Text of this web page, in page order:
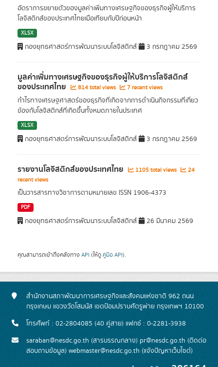
อัตราการขยายตัวของมูลค่าเพิ่มทางเศรษฐกิจของธุรกิจผู้ให้บริการ
โลจิสติกส์ของประเทศไทยเมื่อเทียบกับปีก่อนหน้า
XLSX
กองยุทธศาสตร์การพัฒนาระบบโลจิสติกส์ 3 กรกฎาคม 2569
มูลค่าเพิ่มทางเศรษฐกิจของธุรกิจผู้ให้บริการโลจิสติกส์
ของประเทศไทย 814 total views 7 recent views
กำไรทางเศรษฐศาสตร์ของธุรกิจที่เกิดจากการดำเนินกิจกรรมที่เกี่ยว
ข้องกับโลจิสติกส์ที่เกิดขึ้นทั้งหมดภายในประเทศ
XLSX
กองยุทธศาสตร์การพัฒนาระบบโลจิสติกส์ 3 กรกฎาคม 2569
รายงานโลจิสติกส์ของประเทศไทย 1105 total views
24
recent views
เป็นวารสารทางวิชาการตามหมายเลข ISSN 1906-4373
PDF
กองยุทธศาสตร์การพัฒนาระบบโลจิสติกส์ 26 มีนาคม 2569
คุณสามารถเข้าถึงคลังทาง API (ให้ดู คู่มือ API).
สำนักงานสภาพัฒนาการเศรษฐกิจและสังคมแห่งชาติ 962 ถนน
กรุงเกษม แขวงวัดโสมนัส เขตป้อมปราบศัตรูพ่าย กรุงเทพฯ 10100
โทรศัพท์ : 02-2804085 (40 คู่สาย) แฟกซ์ : 0-2281-3938
saraban@nesdc.go.th (สารบรรณกลาง) pr@nesdc.go.th (ติดต่อ
สอบถามข้อมูล) webmaster@nesdc.go.th (แจ้งปัญหาเว็บไซต์)